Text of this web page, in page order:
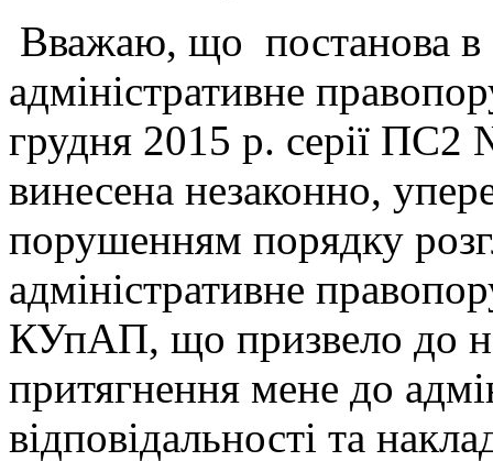
Вважаю, що постанова в
адміністративне
грудня 2015 р. серії
винесена незаконно,
порушенням порядку
адміністративне
КУпАП, що призвело до
притягнення мене до
відповідальності та